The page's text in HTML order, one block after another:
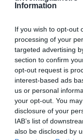
Information
If you wish to opt-out
processing of your
targeted advertising
section to confirm
opt-out request is
interest-based ads
us or personal
your opt-out. You
disclosure of your
IAB’s list of
also be disclosed by
SAScontinuă cu
sute de curse în
aprilie poate
mixtă a Turkish